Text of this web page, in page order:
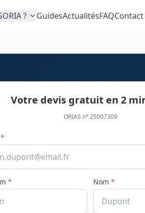
? GuidesActualitésFAQContact
Votre devis gratuit en 2
ORIAS n° 25007309
*
* Nom*